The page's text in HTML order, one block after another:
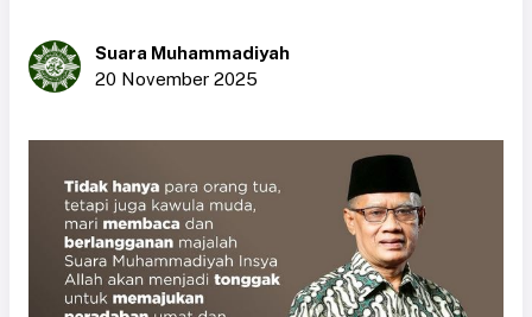
Suara Muhammadiyah
20 November 2025